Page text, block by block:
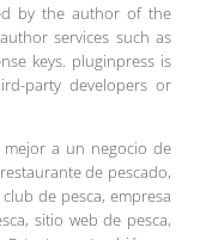
by the author of the
services such as
keys. pluginpress is
party developers or
a un negocio de
de pescado,
de pesca, empresa
sitio web de pesca,